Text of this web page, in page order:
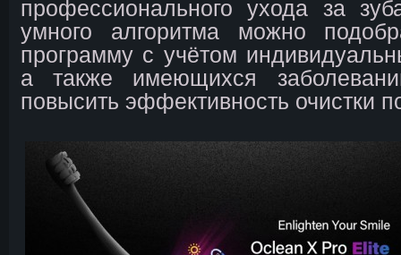
профессионального ухода за
умного алгоритма можно
программу с учётом
а также имеющихся
повысить эффективность очистки